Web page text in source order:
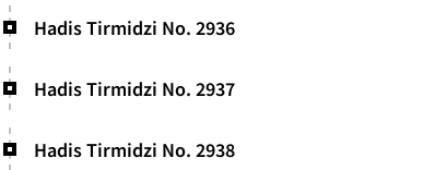
Hadis Tirmidzi No. 2936
Hadis Tirmidzi No. 2937
Hadis Tirmidzi No. 2938